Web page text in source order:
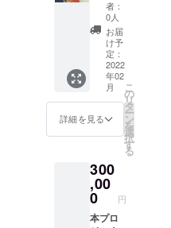
をご記
入くだ
さい。
方、ま
たは②
本プロ
ジェク
トへの
寄付金
の「領
収書」
年3月以
降早期
い方が
いらっ
しゃい
ました
ら、備
の発送
は2022
年2～3
月頃と
なりま
す。
※①202
0年中に
ご支援
いただ
年1～12
月分の
活動報
告書の
受け取
りをご
活動報
告書」
と「寄
付金受
領証明
書」を
発送い
たしま
す。
※Good
gからの
の入金
が2021
年2月頃
となり
ますた
し、大
切に使
用させ
ていた
だきま
す。 ご
支援者
情報を
一般財
団法人
あしな
会に提
供のう
え、あ
しなが
育英会
ご支援
は、病
気や災
害・自
死で親
を亡く
したり
親に障
がいが
ある家
庭の学
の奨学
金とし
て、全
額を一
般財団
者：
0人
お届
け予
定：
2022
年02
月
詳細を見る
こ
の
リ
タ
ー
ン
を
選
択
す
る
300
,00
0 円
本プロ